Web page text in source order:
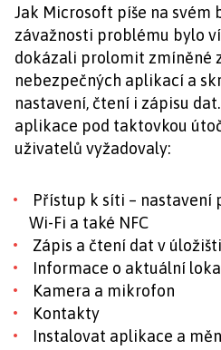
Jak Microsoft píše na svém
závažnosti problému bylo
dokázali prolomit zmíněné
nebezpečných aplikací a
nastavení, čtení i zápisu
aplikace pod taktovkou
uživatelů vyžadovaly:
Přístup k síti – nastavení
Wi-Fi a také NFC
Zápis a čtení dat v úložišti
Informace o aktuální
Kamera a mikrofon
Kontakty
Instalovat aplikace a